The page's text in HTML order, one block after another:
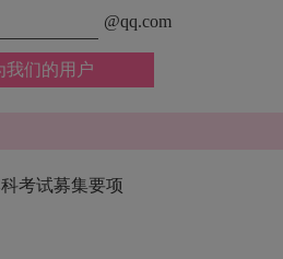
@qq.com
我们的用户
考试募集要项